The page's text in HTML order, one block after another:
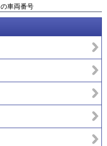
の車両番号